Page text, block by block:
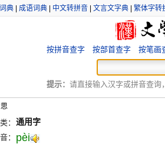
典 成语词典 中文转拼音 文言文字典 繁体字转
按拼音查字 按部首查字 按笔画
提示： 请直接输入汉字或拼音查询
： 通用字
： pèi